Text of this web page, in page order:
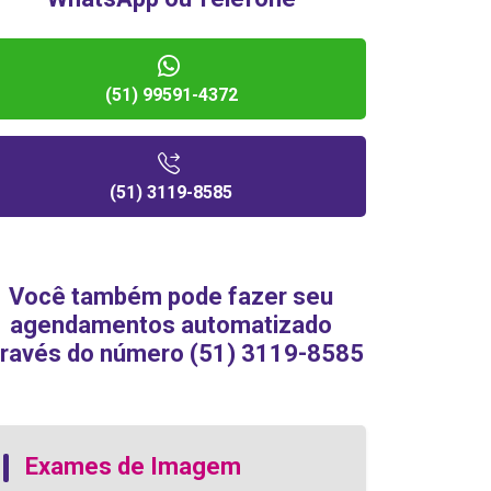
(51) 99591-4372
(51) 3119-8585
Você também pode fazer seu
agendamentos automatizado
do número (51) 3119-8585
Exames de Imagem